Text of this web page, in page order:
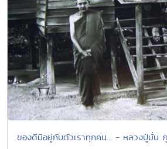
ของดีมีอยู่กับตัวเราทุกคน... - หลวงปู่มั่น